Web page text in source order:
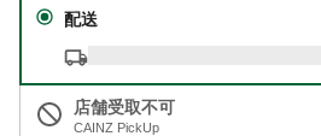
配送
店舗受取不可
CAINZ PickUp